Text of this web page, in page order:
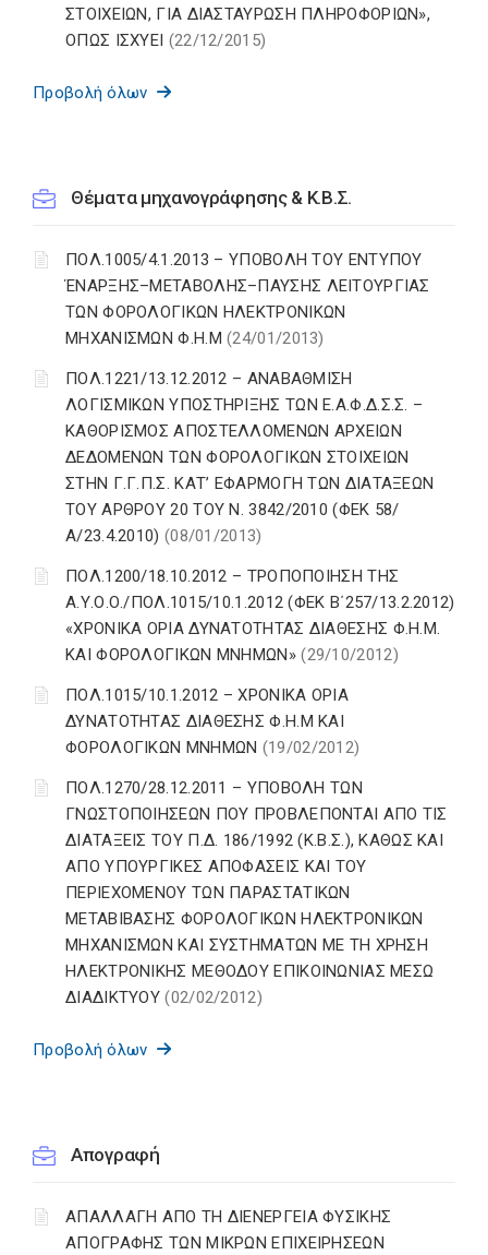
ΣΤΟΙΧΕΙΩΝ, ΓΙΑ ΔΙΑΣΤΑΥΡΩΣΗ ΠΛΗΡΟΦΟΡΙΩΝ»,
ΟΠΩΣ ΙΣΧΥΕΙ (22/12/2015)
Προβολή όλων
Θέματα μηχανογράφησης & Κ.Β.Σ.
ΠΟΛ.1005/4.1.2013 – ΥΠΟΒΟΛΗ ΤΟΥ ΕΝΤΥΠΟΥ
ΈΝΑΡΞΗΣ–ΜΕΤΑΒΟΛΗΣ–ΠΑΥΣΗΣ ΛΕΙΤΟΥΡΓΙΑΣ
ΤΩΝ ΦΟΡΟΛΟΓΙΚΩΝ ΗΛΕΚΤΡΟΝΙΚΩΝ
ΜΗΧΑΝΙΣΜΩΝ Φ.Η.Μ(24/01/2013)
ΠΟΛ.1221/13.12.2012 – ΑΝΑΒΑΘΜΙΣΗ
ΛΟΓΙΣΜΙΚΩΝ ΥΠΟΣΤΗΡΙΞΗΣ ΤΩΝ Ε.Α.Φ.Δ.Σ.Σ. –
ΚΑΘΟΡΙΣΜΟΣ ΑΠΟΣΤΕΛΛΟΜΕΝΩΝ ΑΡΧΕΙΩΝ
ΔΕΔΟΜΕΝΩΝ ΤΩΝ ΦΟΡΟΛΟΓΙΚΩΝ ΣΤΟΙΧΕΙΩΝ
ΣΤΗΝ Γ.Γ.Π.Σ. ΚΑΤ’ ΕΦΑΡΜΟΓΗ ΤΩΝ ΔΙΑΤΑΞΕΩΝ
ΤΟΥ ΑΡΘΡΟΥ 20 ΤΟΥ Ν. 3842/2010 (ΦΕΚ 58/
Α/23.4.2010) (08/01/2013)
ΠΟΛ.1200/18.10.2012 – ΤΡΟΠΟΠΟΙΗΣΗ ΤΗΣ
Α.Υ.Ο.Ο./ΠΟΛ.1015/10.1.2012 (ΦΕΚ Β΄257/13.2.2012)
«ΧΡΟΝΙΚΑ ΟΡΙΑ ΔΥΝΑΤΟΤΗΤΑΣ ΔΙΑΘΕΣΗΣ Φ.Η.Μ.
ΚΑΙ ΦΟΡΟΛΟΓΙΚΩΝ ΜΝΗΜΩΝ»(29/10/2012)
ΠΟΛ.1015/10.1.2012 – ΧΡΟΝΙΚΑ ΟΡΙΑ
ΔΥΝΑΤΟΤΗΤΑΣ ΔΙΑΘΕΣΗΣ Φ.Η.Μ ΚΑΙ
ΦΟΡΟΛΟΓΙΚΩΝ ΜΝΗΜΩΝ (19/02/2012)
ΠΟΛ.1270/28.12.2011 – ΥΠΟΒΟΛΗ ΤΩΝ
ΓΝΩΣΤΟΠΟΙΗΣΕΩΝ ΠΟΥ ΠΡΟΒΛΕΠΟΝΤΑΙ ΑΠΟ ΤΙΣ
ΔΙΑΤΑΞΕΙΣ ΤΟΥ Π.Δ. 186/1992 (Κ.Β.Σ.), ΚΑΘΩΣ ΚΑΙ
ΑΠΟ ΥΠΟΥΡΓΙΚΕΣ ΑΠΟΦΑΣΕΙΣ ΚΑΙ ΤΟΥ
ΠΕΡΙΕΧΟΜΕΝΟΥ ΤΩΝ ΠΑΡΑΣΤΑΤΙΚΩΝ
ΜΕΤΑΒΙΒΑΣΗΣ ΦΟΡΟΛΟΓΙΚΩΝ ΗΛΕΚΤΡΟΝΙΚΩΝ
ΜΗΧΑΝΙΣΜΩΝ ΚΑΙ ΣΥΣΤΗΜΑΤΩΝ ΜΕ ΤΗ ΧΡΗΣΗ
ΗΛΕΚΤΡΟΝΙΚΗΣ ΜΕΘΟΔΟΥ ΕΠΙΚΟΙΝΩΝΙΑΣ ΜΕΣΩ
ΔΙΑΔΙΚΤΥΟΥ(02/02/2012)
Προβολή όλων
Απογραφή
ΑΠΑΛΛΑΓΗ ΑΠΟ ΤΗ ΔΙΕΝΕΡΓΕΙΑ ΦΥΣΙΚΗΣ
ΑΠΟΓΡΑΦΗΣ ΤΩΝ ΜΙΚΡΩΝ ΕΠΙΧΕΙΡΗΣΕΩΝ